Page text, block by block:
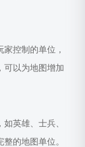
控制的单位，
可以为地图增加
英雄、士兵、
的地图单位。